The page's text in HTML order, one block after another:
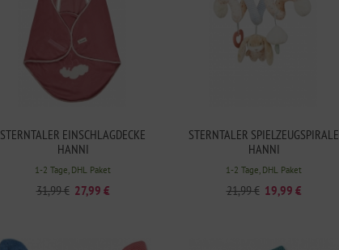
STERNTALER EINSCHLAGDECKE
HANNI
1-2 Tage, DHL Paket
31,99 € 27,99 €
STERNTALER SPIELZEUGSPIRALE
HANNI
1-2 Tage, DHL Paket
21,99 € 19,99 €